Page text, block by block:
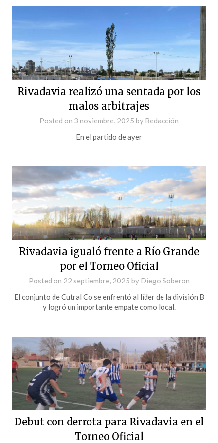
Rivadavia realizó una sentada por los
malos arbitrajes
Posted on 3 noviembre, 2025 by Redacción
En el partido de ayer
Rivadavia igualó frente a Río Grande
por el Torneo Oficial
Posted on 22 septiembre, 2025 by Diego Soberon
El conjunto de Cutral Co se enfrentó al líder de la división B
y logró un importante empate como local.
Debut con derrota para Rivadavia en el
Torneo Oficial